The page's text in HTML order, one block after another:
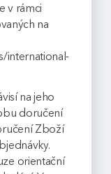
v rámci
na
international-
na jeho
doručení
Zboží
orientační